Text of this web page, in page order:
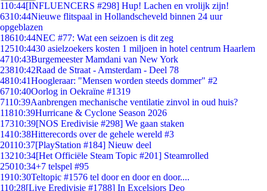
110:44[INFLUENCERS #298] Hup! Lachen en vrolijk zijn!
6310:44Nieuwe flitspaal in Hollandscheveld binnen 24 uur
opgeblazen
18610:44NEC #77: Wat een seizoen is dit zeg
12510:4430 asielzoekers kosten 1 miljoen in hotel centrum Haarlem
4710:43Burgemeester Mamdani van New York
23810:42Raad de Straat - Amsterdam - Deel 78
4810:41Hoogleraar: "Mensen worden steeds dommer" #2
6710:40Oorlog in Oekraïne #1319
7110:39Aanbrengen mechanische ventilatie zinvol in oud huis?
11810:39Hurricane & Cyclone Season 2026
17310:39[NOS Eredivisie #298] We gaan staken
1410:38Hitterecords over de gehele wereld #3
20110:37[PlayStation #184] Nieuw deel
13210:34[Het Officiële Steam Topic #201] Steamrolled
25010:34+7 telspel #95
1910:30Teltopic #1576 tel door en door en door....
110:28[Live Eredivisie #1788] In Excelsiors Deo